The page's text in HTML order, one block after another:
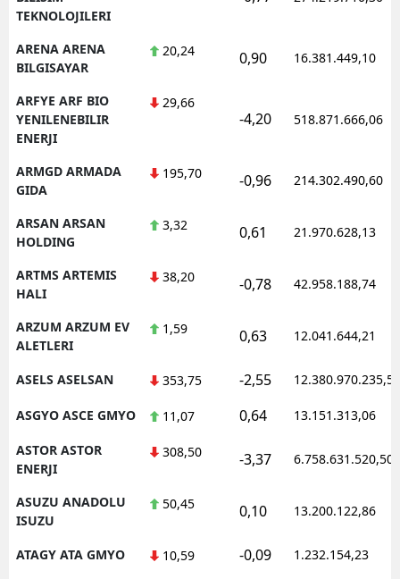
TEKNOLOJILERI
ARENA ARENA
BILGISAYAR
20,24 0,90 16.381.449,10
ARFYE ARF BIO
YENILENEBILIR
ENERJI
29,66
-4,20 518.871.666,06
ARMGD ARMADA
GIDA
195,70 -0,96 214.302.490,60
ARSAN ARSAN
HOLDING
3,32 0,61 21.970.628,13
ARTMS ARTEMIS
HALI
38,20 -0,78 42.958.188,74
ARZUM ARZUM EV
ALETLERI
1,59 0,63 12.041.644,21
ASELS ASELSAN 353,75 -2,55 12.380.970.235,50
ASGYO ASCE GMYO 11,07 0,64 13.151.313,06
ASTOR ASTOR
ENERJI
308,50 -3,37 6.758.631.520,50
ASUZU ANADOLU
ISUZU
50,45 0,10 13.200.122,86
ATAGY ATA GMYO 10,59 -0,09 1.232.154,23